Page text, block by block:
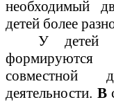
необходимый
детей более
У детей
совместной
деятельности. В